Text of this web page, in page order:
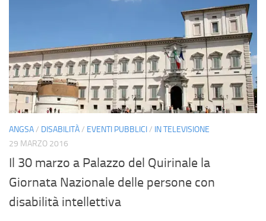
ANGSA/ DISABILITÀ/ EVENTI PUBBLICI/ IN TELEVISIONE
29 MARZO 2016
Il 30 marzo a Palazzo del Quirinale la
Giornata Nazionale delle persone con
disabilità intellettiva